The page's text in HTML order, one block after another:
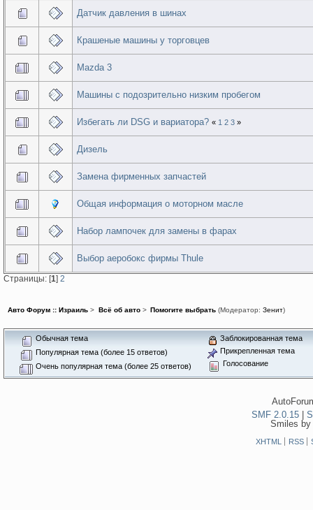
Датчик давления в шинах
Крашеные машины у торговцев
Mazda 3
Машины с подозрительно низким пробегом
Избегать ли DSG и вариатора? « 1 2 3 »
Дизель
Замена фирменных запчастей
Общая информация о моторном масле
Набор лампочек для замены в фарах
Выбор аеробокс фирмы Thule
Страницы: [1] 2
Авто Форум :: Израиль > Всё об авто> Помогите выбрать(Модератор: Зенит)
Обычная тема
Популярная тема (более 15 ответов)
Очень популярная тема (более 25 ответов)
Заблокированная тема
Прикрепленная тема
Голосование
SMF 2.0.15
Smiles
XHTML RSS